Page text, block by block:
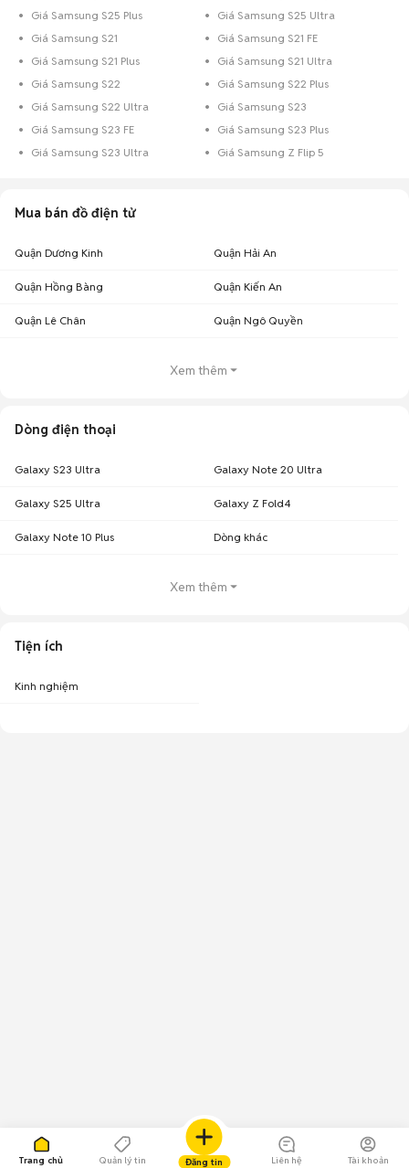
Trang chủ Quản lý tin Đăng tin Liên hệ Tài khoản
Giá Samsung S25 Plus
Giá Samsung S25 Ultra
Giá Samsung S21
Giá Samsung S21 FE
Giá Samsung S21 Plus
Giá Samsung S21 Ultra
Giá Samsung S22
Giá Samsung S22 Plus
Giá Samsung S22 Ultra
Giá Samsung S23
Giá Samsung S23 FE
Giá Samsung S23 Plus
Giá Samsung S23 Ultra
Giá Samsung Z Flip 5
Mua bán đồ điện tử
Quận Dương Kinh Quận Hải An
Quận Hồng Bàng Quận Kiến An
Quận Lê Chân Quận Ngô Quyền
Xem thêm
Dòng điện thoại
Galaxy S23 Ultra Galaxy Note 20 Ultra
Galaxy S25 Ultra Galaxy Z Fold4
Galaxy Note 10 Plus Dòng khác
Xem thêm
Tiện ích
Kinh nghiệm